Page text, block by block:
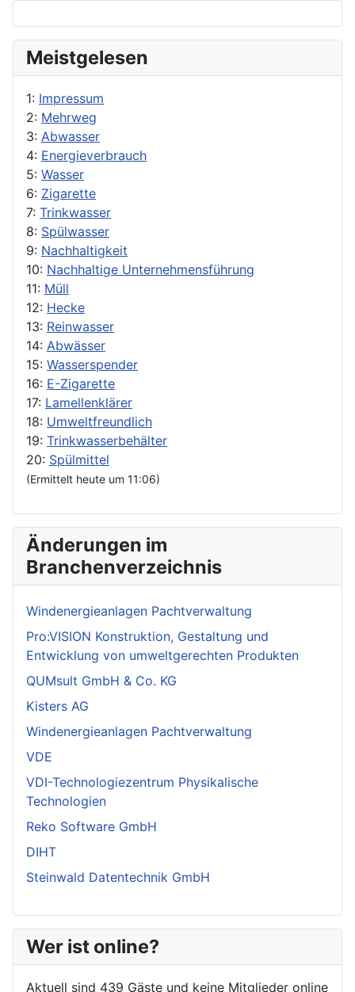
Meistgelesen
1: Impressum
2: Mehrweg
3: Abwasser
4: Energieverbrauch
5: Wasser
6: Zigarette
7: Trinkwasser
8: Spülwasser
9: Nachhaltigkeit
10: Nachhaltige Unternehmensführung
11: Müll
12: Hecke
13: Reinwasser
14: Abwässer
15: Wasserspender
16: E-Zigarette
17: Lamellenklärer
18: Umweltfreundlich
19: Trinkwasserbehälter
20: Spülmittel
(Ermittelt heute um 11:06)
Änderungen im
Branchenverzeichnis
Windenergieanlagen Pachtverwaltung
Pro:VISION Konstruktion, Gestaltung und
Entwicklung von umweltgerechten Produkten
QUMsult GmbH & Co. KG
Kisters AG
Windenergieanlagen Pachtverwaltung
VDE
VDI-Technologiezentrum Physikalische
Technologien
Reko Software GmbH
DIHT
Steinwald Datentechnik GmbH
Wer ist online?
Aktuell sind 439 Gäste und keine Mitglieder online